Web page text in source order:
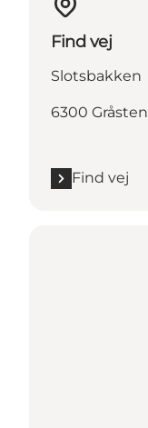
Find vej
Slotsbakken
6300 Gråsten
Find vej